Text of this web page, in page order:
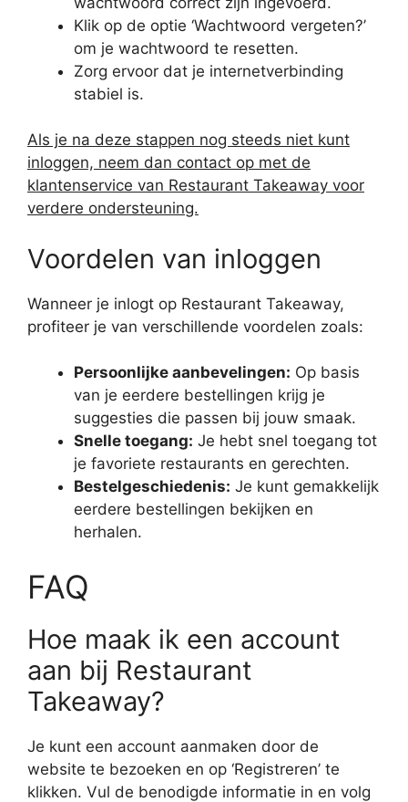
Klik op de optie ‘Wachtwoord vergeten?’
om je wachtwoord te resetten.
Zorg ervoor dat je internetverbinding
stabiel is.
Als je na deze stappen nog steeds niet kunt
inloggen, neem dan contact op met de
klantenservice van Restaurant Takeaway voor
verdere ondersteuning.
Voordelen van inloggen
Wanneer je inlogt op Restaurant Takeaway,
profiteer je van verschillende voordelen zoals:
Persoonlijke aanbevelingen: Op basis
van je eerdere bestellingen krijg je
suggesties die passen bij jouw smaak.
Snelle toegang: Je hebt snel toegang tot
je favoriete restaurants en gerechten.
Bestelgeschiedenis: Je kunt gemakkelijk
eerdere bestellingen bekijken en
herhalen.
FAQ
Hoe maak ik een account
aan bij Restaurant
Takeaway?
Je kunt een account aanmaken door de
website te bezoeken en op ‘Registreren’ te
klikken. Vul de benodigde informatie in en volg